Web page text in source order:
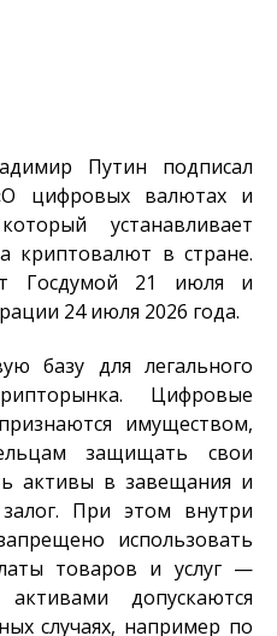
Путин подписал
цифровых валютах и
устанавливает
криптовалют в стране.
Госдумой 21 июля и
24 июля 2026 года.
базу для легального
Цифровые
имуществом,
защищать свои
активы в завещания и
При этом внутри
использовать
товаров и услуг —
допускаются
случаях, например по